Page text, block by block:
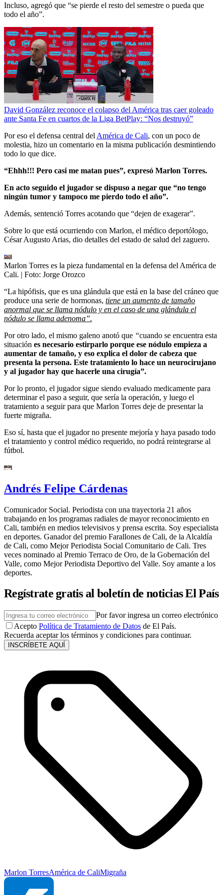
Incluso, agregó que “se pierde el resto del semestre o pueda que
todo el año”.
David González reconoce el colapso del América tras caer goleado
ante Santa Fe en cuartos de la Liga BetPlay: “Nos destruyó”
Por eso el defensa central del América de Cali, con un poco de
molestia, hizo un comentario en la misma publicación desmintiendo
todo lo que dice.
“Ehhh!!! Pero casi me matan pues”, expresó Marlon Torres.
En acto seguido el jugador se dispuso a negar que “no tengo
ningún tumor y tampoco me pierdo todo el año”.
Además, sentenció Torres acotando que “dejen de exagerar”.
Sobre lo que está ocurriendo con Marlon, el médico deportólogo,
César Augusto Arias, dio detalles del estado de salud del zaguero.
Marlon Torres es la pieza fundamental en la defensa del América de
Cali. | Foto: Jorge Orozco
“La hipófisis, que es una glándula que está en la base del cráneo que
produce una serie de hormonas, tiene un aumento de tamaño
anormal que se llama nódulo y en el caso de una glándula el
nódulo se llama adenoma”.
Por otro lado, el mismo galeno anotó que “cuando se encuentra esta
situación es necesario estirparlo porque ese nódulo empieza a
aumentar de tamaño, y eso explica el dolor de cabeza que
presenta la persona. Este tratamiento lo hace un neurocirujano
y al jugador hay que hacerle una cirugía”.
Por lo pronto, el jugador sigue siendo evaluado medicamente para
determinar el paso a seguir, que sería la operación, y luego el
tratamiento a seguir para que Marlon Torres deje de presentar la
fuerte migraña.
Eso sí, hasta que el jugador no presente mejoría y haya pasado todo
el tratamiento y control médico requerido, no podrá reintegrarse al
fútbol.
Andrés Felipe Cárdenas
Comunicador Social. Periodista con una trayectoria 21 años
trabajando en los programas radiales de mayor reconocimiento en
Cali, también en medios televisivos y prensa escrita. Soy especialista
en deportes. Ganador del premio Farallones de Cali, de la Alcaldía
de Cali, como Mejor Periodista Social Comunitario de Cali. Tres
veces nominado al Premio Terraco de Oro, de la Gobernación del
Valle, como Mejor Periodista Deportivo del Valle. Soy amante a los
deportes.
Regístrate gratis al boletín de noticias El País
Por favor ingresa un correo electrónico
Acepto Política de Tratamiento de Datos de El País.
Recuerda aceptar los términos y condiciones para continuar.
INSCRÍBETE AQUÍ
Marlon TorresAmérica de CaliMigraña